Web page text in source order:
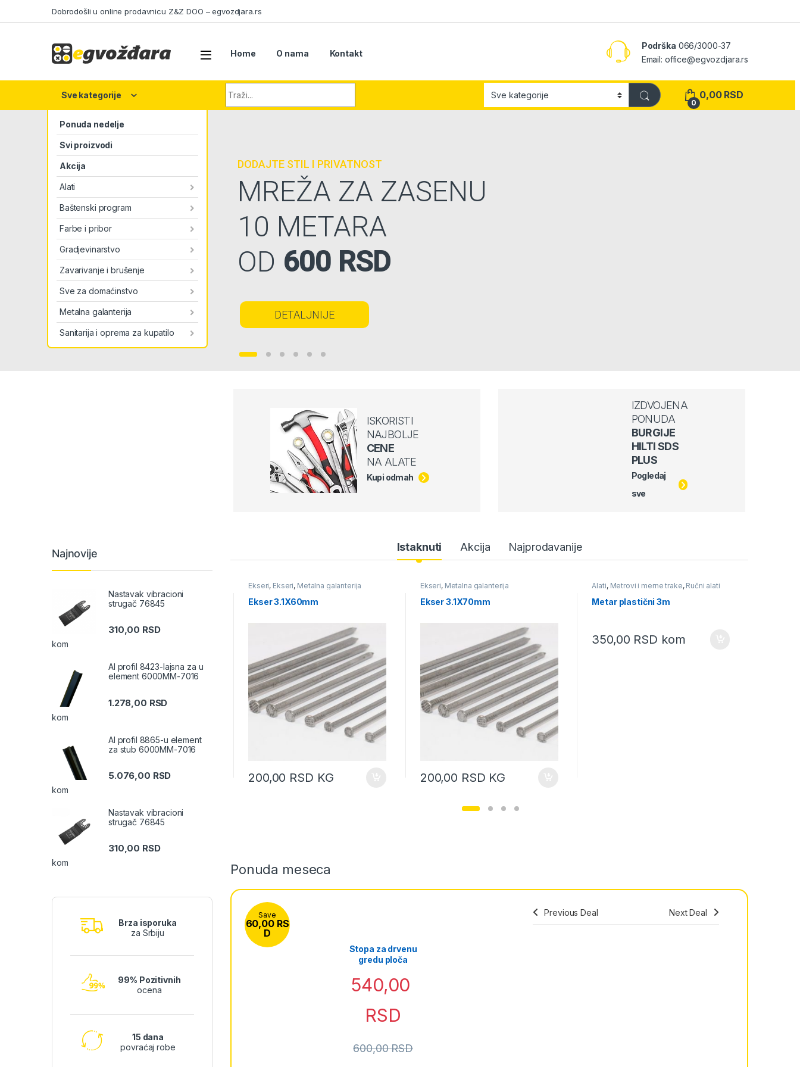
Dobrodošli u online prodavnicu Z&Z DOO – egvozdjara.rs
Home O nama Kontakt
Podrška 066/3000-37
Email: office@egvozdjara.rs
Sve kategorije
Ponuda nedelje
Svi proizvodi
Akcija
Alati
Baštenski program
Farbe i pribor
Gradjevinarstvo
Zavarivanje i brušenje
Sve za domaćinstvo
Metalna galanterija
Sanitarija i oprema za kupatilo
0
0,00 RSD
MREŽA ZA ZASENU
10 METARA
OD 600 RSD
DODAJTE STIL I PRIVATNOST
DETALJNIJE
ISKORISTI
NAJBOLJE
CENE
NA ALATE
Kupi odmah
IZDVOJENA
PONUDA
BURGIJE
HILTI SDS
PLUS
Pogledaj
sve
Istaknuti Akcija Najprodavanije
Ekser 3.1X50mm
200,00RSD KG
Ekseri, Ekseri, Metalna galanterija
Ekser 3.1X60mm
200,00 RSD KG
Ekseri, Metalna galanterija
Ekser 3.1X70mm
200,00 RSD KG
Alati, Metrovi i merne trake, Ručni alati
Metar plastični 3m
350,00 RSD kom
Ponuda meseca
Previous Deal Next Deal
Save
60,00 RS
D
Stopa za drvenu
gredu ploča
540,00
RSD
600,00RSD
Najnovije
Nastavak vibracioni
strugač 76845
310,00 RSD
kom
Al profil 8423-lajsna za u
element 6000MM-7016
1.278,00 RSD
kom
Al profil 8865-u element
za stub 6000MM-7016
5.076,00 RSD
kom
Nastavak vibracioni
strugač 76845
310,00 RSD
kom
Brza isporuka
za Srbiju
99% Pozitivnih
ocena
15 dana
povraćaj robe